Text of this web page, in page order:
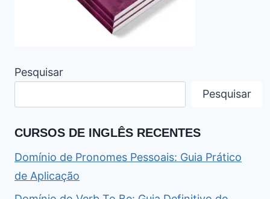
Pesquisar
Pesquisar
CURSOS DE INGLÊS RECENTES
Domínio de Pronomes Pessoais: Guia Prático
de Aplicação